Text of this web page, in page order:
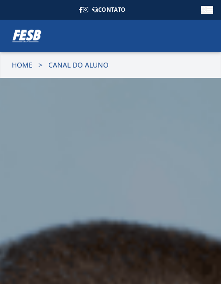
CONTATO
HOME > CANAL DO ALUNO